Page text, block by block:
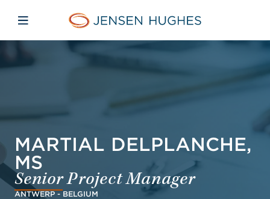
Jensen Hughes French
Avaa mobiilinavigaatio
MARTIAL DELPLANCHE,
MS
Senior Project Manager
ANTWERP - BELGIUM